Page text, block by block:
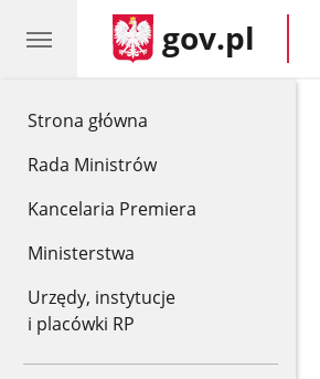
Strona główna
Rada Ministrów
Kancelaria Premiera
Ministerstwa
Urzędy, instytucje
i placówki RP
gov.pl